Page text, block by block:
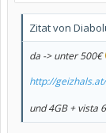
Zitat von
da -> unter 500€
http://
und 4GB + vista